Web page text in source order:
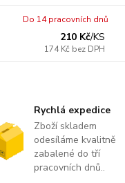
210 Kč/KS
174 Kč bez DPH
Do 14 pracovních dnů
Rychlá expedice
Zboží skladem
odesíláme kvalitně
zabalené do tří
pracovních dnů..